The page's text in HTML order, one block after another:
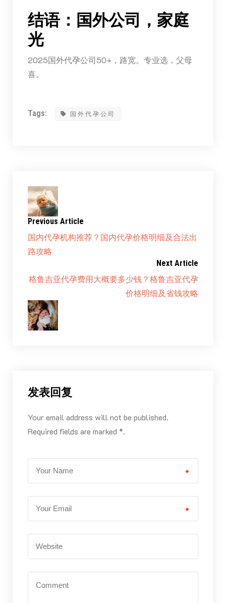
结语：国外公司，家庭
光
2025国外代孕公司50+，路宽。专业选，父母
喜。
Tags: 国外代孕公司
Previous Article
国内代孕机构推荐？国内代孕价格明细及合法出
路攻略
Next Article
格鲁吉亚代孕费用大概要多少钱？格鲁吉亚代孕
价格明细及省钱攻略
发表回复
Your email address will not be published.
Required fields are marked *.
*
*